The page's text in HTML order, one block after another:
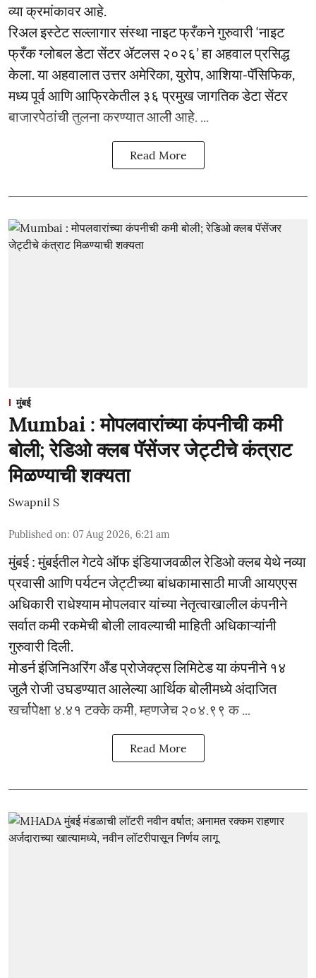
व्या क्रमांकावर आहे.
रिअल इस्टेट सल्लागार संस्था नाइट फ्रँकने गुरुवारी ‘नाइट
फ्रँक ग्लोबल डेटा सेंटर ॲटलस २०२६’ हा अहवाल प्रसिद्ध
केला. या अहवालात उत्तर अमेरिका, युरोप, आशिया-पॅसिफिक,
मध्य पूर्व आणि आफ्रिकेतील ३६ प्रमुख जागतिक डेटा सेंटर
बाजारपेठांची तुलना करण्यात आली आहे. ...
Read More
मुंबई
Mumbai : मोपलवारांच्या कंपनीची कमी
बोली; रेडिओ क्लब पॅसेंजर जेट्टीचे कंत्राट
मिळण्याची शक्यता
Swapnil S
Published on: 07 Aug 2026, 6:21 am
मुंबई : मुंबईतील गेटवे ऑफ इंडियाजवळील रेडिओ क्लब येथे नव्या
प्रवासी आणि पर्यटन जेट्टीच्या बांधकामासाठी माजी आयएएस
अधिकारी राधेश्याम मोपलवार यांच्या नेतृत्वाखालील कंपनीने
सर्वात कमी रकमेची बोली लावल्याची माहिती अधिकाऱ्यांनी
गुरुवारी दिली.
मोडर्न इंजिनिअरिंग अँड प्रोजेक्ट्स लिमिटेड या कंपनीने १४
जुलै रोजी उघडण्यात आलेल्या आर्थिक बोलीमध्ये अंदाजित
खर्चापेक्षा ४.४१ टक्के कमी, म्हणजेच २०४.९९ क ...
Read More